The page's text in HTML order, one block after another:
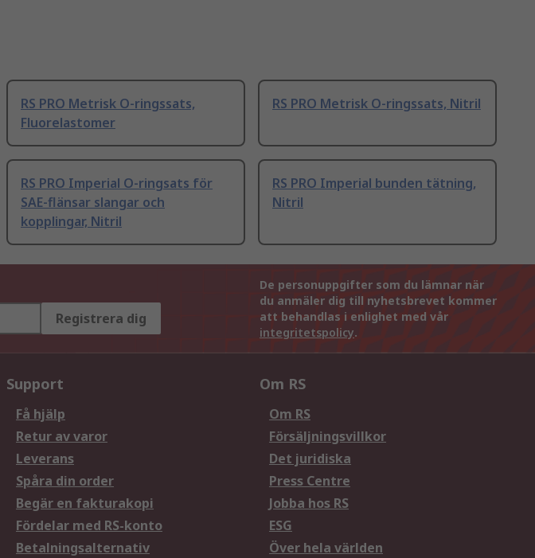
RS PRO Metrisk O-ringssats,
Fluorelastomer
RS PRO Metrisk O-ringssats, Nitril
RS PRO Imperial O-ringsats för
SAE-flänsar slangar och
kopplingar, Nitril
RS PRO Imperial bunden tätning,
Nitril
Registrera dig
De personuppgifter som du lämnar när
du anmäler dig till nyhetsbrevet kommer
att behandlas i enlighet med vår
integritetspolicy.
Support
Få hjälp
Retur av varor
Leverans
Spåra din order
Begär en fakturakopi
Fördelar med RS-konto
Betalningsalternativ
Om RS
Om RS
Försäljningsvillkor
Det juridiska
Press Centre
Jobba hos RS
ESG
Över hela världen